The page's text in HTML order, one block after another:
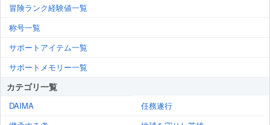
冒険ランク経験値一覧
称号一覧
サポートアイテム一覧
サポートメモリー一覧
カテゴリ一覧
DAIMA
任務遂行